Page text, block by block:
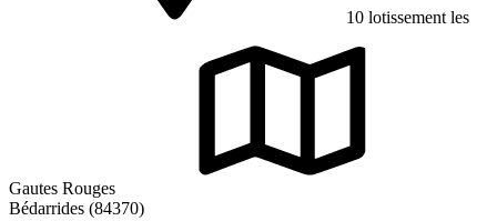
10 lotissement les
Gautes Rouges
Bédarrides (84370)